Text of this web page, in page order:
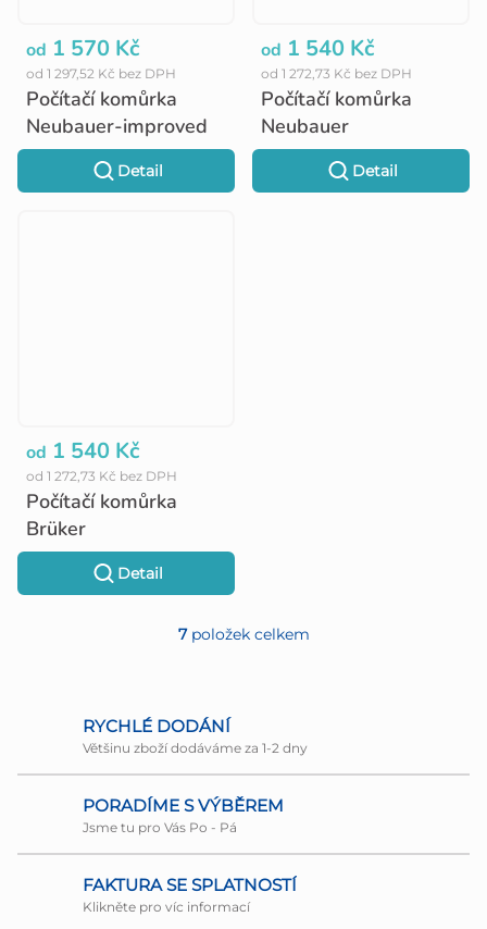
Počítačí komůrka
Neubauer-improved
od 1 297,52 Kč bez DPH
od 1 570 Kč
Detail
Počítačí komůrka
Neubauer
od 1 272,73 Kč bez DPH
od 1 540 Kč
Detail
Počítačí komůrka
Brüker
od 1 272,73 Kč bez DPH
od 1 540 Kč
Detail
O
á
d
c
í
7položek celkem
RYCHLÉ DODÁNÍ
Většinu zboží dodáváme za 1-2 dny
PORADÍME S VÝBĚREM
Jsme tu pro Vás Po - Pá
FAKTURA SE SPLATNOSTÍ
Klikněte pro víc informací